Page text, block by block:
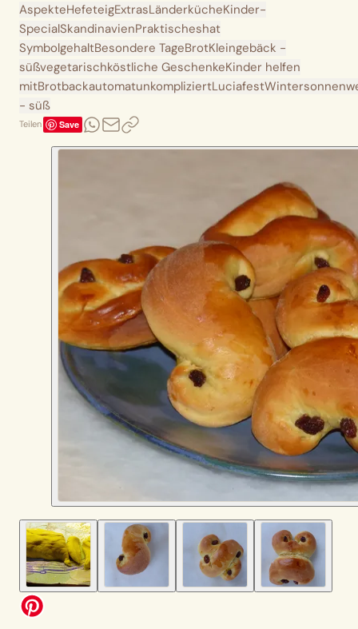
AspekteHefeteigExtrasLänderkücheKinder-
SpecialSkandinavienPraktischeshat
SymbolgehaltBesondere TageBrotKleingebäck -
süßvegetarischköstliche GeschenkeKinder helfen
mitBrotbackautomatunkompliziertLuciafest
- süß
Teilen Save